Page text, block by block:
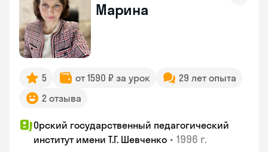
Марина
5 от 1590 ₽ за урок
29 лет опыта
2 отзыва
Орский государственный педагогический
институт имени Т.Г. Шевченко • 1996 г.